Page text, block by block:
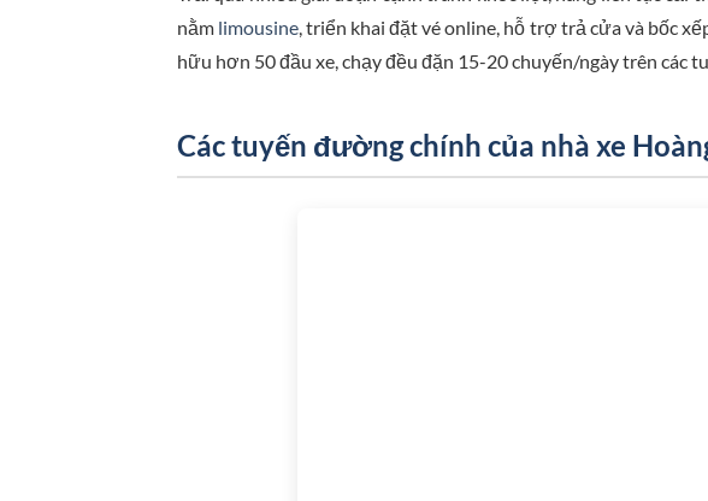
nằm limousine, triển khai đặt vé online, hỗ trợ trả cửa và bốc
hữu hơn 50 đầu xe, chạy đều đặn 15-20 chuyến/ngày trên các
Các tuyến đường chính của nhà xe